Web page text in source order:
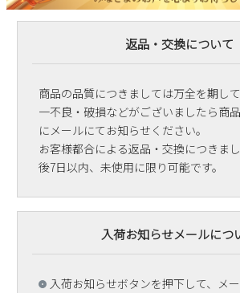
返品・交換について
商品の品質につきましては万全を期し
一不良・破損などがございましたら商
にメールにてお知らせください。
お客様都合による返品・交換につきま
後7日以内、未使用に限り可能です。
入荷お知らせメールにつ
入荷お知らせボタンを押下して、メ